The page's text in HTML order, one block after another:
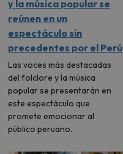
y la música popular se
reúnen en un
espectáculo sin
precedentes por el Perú
Las voces más destacadas
del folclore y la música
popular se presentarán en
este espectáculo que
promete emocionar al
público peruano.